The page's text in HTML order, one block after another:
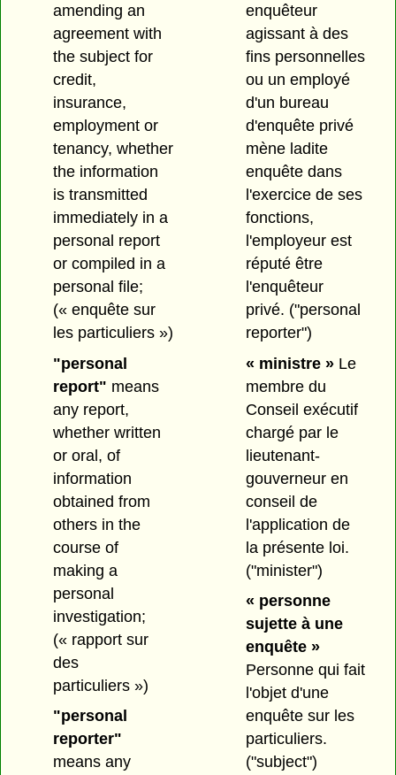
amending an
agreement with
the subject for
credit,
insurance,
employment or
tenancy, whether
the information
is transmitted
immediately in a
personal report
or compiled in a
personal file;
(« enquête sur
les particuliers »)
"personal
report" means
any report,
whether written
or oral, of
information
obtained from
others in the
course of
making a
personal
investigation;
(« rapport sur
des
particuliers »)
"personal
reporter"
means any
enquêteur
agissant à des
fins personnelles
ou un employé
d'un bureau
d'enquête privé
mène ladite
enquête dans
l'exercice de ses
fonctions,
l'employeur est
réputé être
l'enquêteur
privé. ("personal
reporter")
« ministre »Le
membre du
Conseil exécutif
chargé par le
lieutenant-
gouverneur en
conseil de
l'application de
la présente loi.
("minister")
« personne
sujette à une
enquête »
Personne qui fait
l'objet d'une
enquête sur les
particuliers.
("subject")